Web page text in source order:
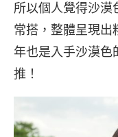
所以個人覺得沙漠
常搭，整體呈現出
年也是入手沙漠色
推！